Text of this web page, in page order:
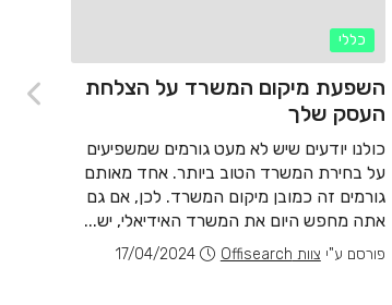
כללי
השפעת מיקום המשרד על הצלחת
העסק שלך
כולנו יודעים שיש לא מעט גורמים שמשפיעים
על בחירת המשרד הטוב ביותר. אחד מאותם
גורמים זה כמובן מיקום המשרד. לכן, אם גם
אתה מחפש היום את המשרד האידיאלי, יש...
פורסם ע"י צוות Offisearch 17/04/2024
כך